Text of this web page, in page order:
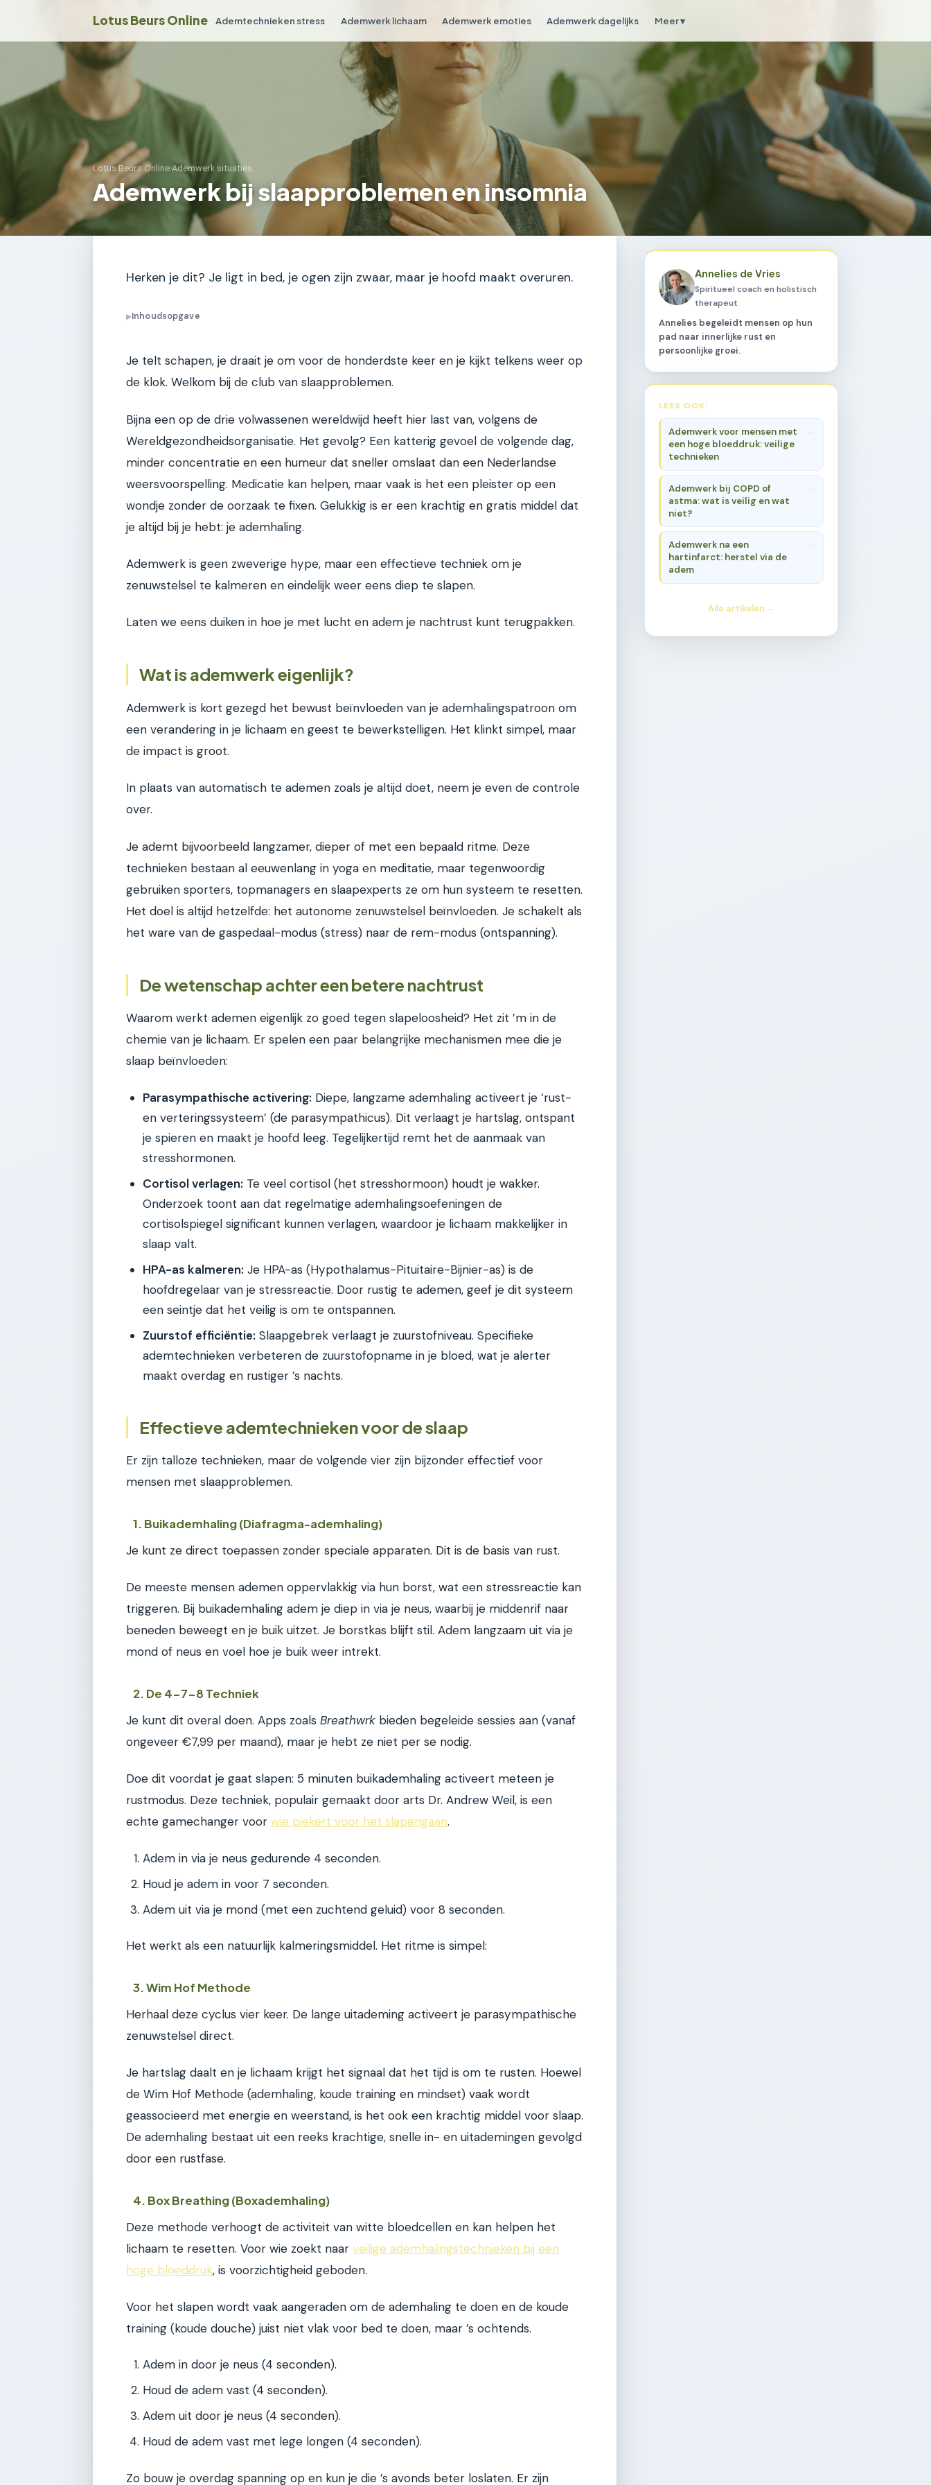
Lotus Beurs Online Ademtechnieken stress Ademwerk lichaam Ademwerk emoties Ademwerk dagelijks Meer ▾
Lotus Beurs Online›Ademwerk situaties
Ademwerk bij slaapproblemen en insomnia
Herken je dit? Je ligt in bed, je ogen zijn zwaar, maar je hoofd maakt overuren.
▶Inhoudsopgave
Je telt schapen, je draait je om voor de honderdste keer en je kijkt telkens weer op
de klok. Welkom bij de club van slaapproblemen.
Bijna een op de drie volwassenen wereldwijd heeft hier last van, volgens de
Wereldgezondheidsorganisatie. Het gevolg? Een katterig gevoel de volgende dag,
minder concentratie en een humeur dat sneller omslaat dan een Nederlandse
weersvoorspelling. Medicatie kan helpen, maar vaak is het een pleister op een
wondje zonder de oorzaak te fixen. Gelukkig is er een krachtig en gratis middel dat
je altijd bij je hebt: je ademhaling.
Ademwerk is geen zweverige hype, maar een effectieve techniek om je
zenuwstelsel te kalmeren en eindelijk weer eens diep te slapen.
Laten we eens duiken in hoe je met lucht en adem je nachtrust kunt terugpakken.
Wat is ademwerk eigenlijk?
Ademwerk is kort gezegd het bewust beïnvloeden van je ademhalingspatroon om
een verandering in je lichaam en geest te bewerkstelligen. Het klinkt simpel, maar
de impact is groot.
In plaats van automatisch te ademen zoals je altijd doet, neem je even de controle
over.
Je ademt bijvoorbeeld langzamer, dieper of met een bepaald ritme. Deze
technieken bestaan al eeuwenlang in yoga en meditatie, maar tegenwoordig
gebruiken sporters, topmanagers en slaapexperts ze om hun systeem te resetten.
Het doel is altijd hetzelfde: het autonome zenuwstelsel beïnvloeden. Je schakelt als
het ware van de gaspedaal-modus (stress) naar de rem-modus (ontspanning).
De wetenschap achter een betere nachtrust
Waarom werkt ademen eigenlijk zo goed tegen slapeloosheid? Het zit ’m in de
chemie van je lichaam. Er spelen een paar belangrijke mechanismen mee die je
slaap beïnvloeden:
Parasympathische activering: Diepe, langzame ademhaling activeert je ‘rust-
en verteringssysteem’ (de parasympathicus). Dit verlaagt je hartslag, ontspant
je spieren en maakt je hoofd leeg. Tegelijkertijd remt het de aanmaak van
stresshormonen.
Cortisol verlagen: Te veel cortisol (het stresshormoon) houdt je wakker.
Onderzoek toont aan dat regelmatige ademhalingsoefeningen de
cortisolspiegel significant kunnen verlagen, waardoor je lichaam makkelijker in
slaap valt.
HPA-as kalmeren: Je HPA-as (Hypothalamus-Pituitaire-Bijnier-as) is de
hoofdregelaar van je stressreactie. Door rustig te ademen, geef je dit systeem
een seintje dat het veilig is om te ontspannen.
Zuurstof efficiëntie: Slaapgebrek verlaagt je zuurstofniveau. Specifieke
ademtechnieken verbeteren de zuurstofopname in je bloed, wat je alerter
maakt overdag en rustiger ’s nachts.
Effectieve ademtechnieken voor de slaap
Er zijn talloze technieken, maar de volgende vier zijn bijzonder effectief voor
mensen met slaapproblemen.
1. Buikademhaling (Diafragma-ademhaling)
Je kunt ze direct toepassen zonder speciale apparaten. Dit is de basis van rust.
De meeste mensen ademen oppervlakkig via hun borst, wat een stressreactie kan
triggeren. Bij buikademhaling adem je diep in via je neus, waarbij je middenrif naar
beneden beweegt en je buik uitzet. Je borstkas blijft stil. Adem langzaam uit via je
mond of neus en voel hoe je buik weer intrekt.
2. De 4-7-8 Techniek
Je kunt dit overal doen. Apps zoals Breathwrk bieden begeleide sessies aan (vanaf
ongeveer €7,99 per maand), maar je hebt ze niet per se nodig.
Doe dit voordat je gaat slapen: 5 minuten buikademhaling activeert meteen je
rustmodus. Deze techniek, populair gemaakt door arts Dr. Andrew Weil, is een
echte gamechanger voor wie piekert voor het slapengaan.
Adem in via je neus gedurende 4 seconden.
Houd je adem in voor 7 seconden.
Adem uit via je mond (met een zuchtend geluid) voor 8 seconden.
Het werkt als een natuurlijk kalmeringsmiddel. Het ritme is simpel:
3. Wim Hof Methode
Herhaal deze cyclus vier keer. De lange uitademing activeert je parasympathische
zenuwstelsel direct.
Je hartslag daalt en je lichaam krijgt het signaal dat het tijd is om te rusten. Hoewel
de Wim Hof Methode (ademhaling, koude training en mindset) vaak wordt
geassocieerd met energie en weerstand, is het ook een krachtig middel voor slaap.
De ademhaling bestaat uit een reeks krachtige, snelle in- en uitademingen gevolgd
door een rustfase.
4. Box Breathing (Boxademhaling)
Deze methode verhoogt de activiteit van witte bloedcellen en kan helpen het
lichaam te resetten. Voor wie zoekt naar veilige ademhalingstechnieken bij een
hoge bloeddruk, is voorzichtigheid geboden.
Voor het slapen wordt vaak aangeraden om de ademhaling te doen en de koude
training (koude douche) juist niet vlak voor bed te doen, maar ’s ochtends.
Adem in door je neus (4 seconden).
Houd de adem vast (4 seconden).
Adem uit door je neus (4 seconden).
Houd de adem vast met lege longen (4 seconden).
Zo bouw je overdag spanning op en kun je die ’s avonds beter loslaten. Er zijn
Annelies de Vries
Spiritueel coach en holistisch
therapeut
Annelies begeleidt mensen op hun
pad naar innerlijke rust en
persoonlijke groei.
LEES OOK:
Ademwerk voor mensen met
een hoge bloeddruk: veilige
technieken
Ademwerk bij COPD of
astma: wat is veilig en wat
niet?
Ademwerk na een
hartinfarct: herstel via de
adem
Alle artikelen